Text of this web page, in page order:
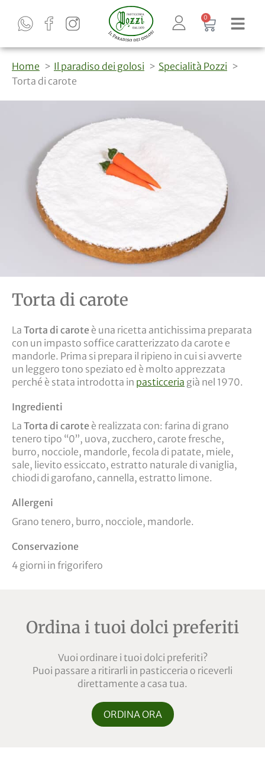
0
Home Il paradiso dei golosi
Specialità Pozzi
Torta di carote
Torta di carote
La Torta di carote è una ricetta antichissima preparata
con un impasto soffice caratterizzato da carote e
mandorle. Prima si prepara il ripieno in cui si avverte
un leggero tono speziato ed è molto apprezzata
perché è stata introdotta in pasticceria già nel 1970.
Ingredienti
La Torta di carote è realizzata con: farina di grano
tenero tipo “0”, uova, zucchero, carote fresche,
burro, nocciole, mandorle, fecola di patate, miele,
sale, lievito essiccato, estratto naturale di vaniglia,
chiodi di garofano, cannella, estratto limone.
Allergeni
Grano tenero, burro, nocciole, mandorle.
Conservazione
4 giorni in frigorifero
Ordina i tuoi dolci preferiti
Vuoi ordinare i tuoi dolci preferiti?
Puoi passare a ritirarli in pasticceria o riceverli
direttamente a casa tua.
ORDINA ORA